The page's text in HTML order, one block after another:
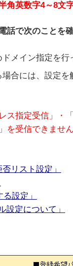
角英数字4～8文
話で次のことを
メイン指定を
合には、設定を
ス指定受信」・
を受信できませ
リスト設定」
設定」
定について」